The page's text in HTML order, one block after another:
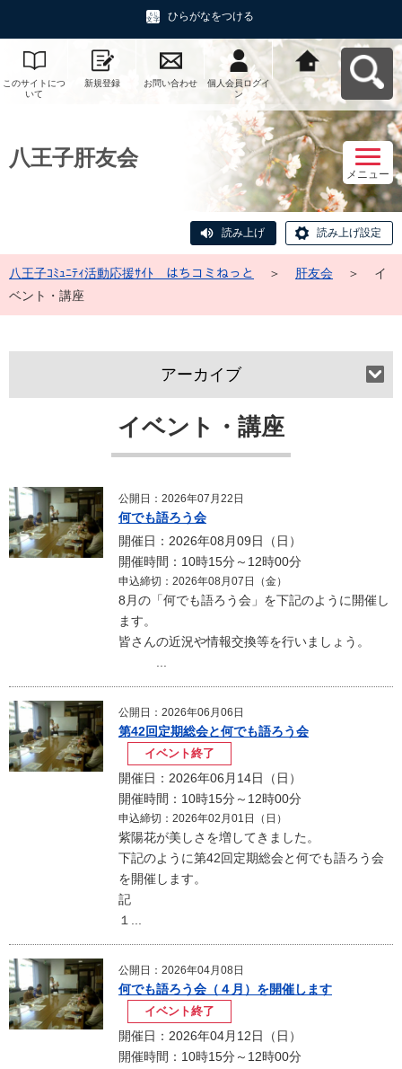
ひらがなをつける
このサイトにつ
いて
新規登録 お問い合わせ
個人会員ログイ
ン
八王子ｺﾐｭﾆﾃｨ活
動応援ｻｲﾄ はち
コミねっとへ戻
る
八王子肝友会
メニュー
読み上げ 読み上げ設定
八王子ｺﾐｭﾆﾃｨ活動応援ｻｲﾄ はちコミねっと ＞ 肝友会 ＞
イ
ベント・講座
イベント・講座
公開日：2026年07月22日
何でも語ろう会
開催日：2026年08月09日（日）
開催時間：10時15分～12時00分
申込締切：2026年08月07日（金）
8月の「何でも語ろう会」を下記のように開催し
ます。
皆さんの近況や情報交換等を行いましょう。
公開日：2026年06月06日
第42回定期総会と何でも語ろう会
イベント終了
開催日：2026年06月14日（日）
開催時間：10時15分～12時00分
申込締切：2026年02月01日（日）
紫陽花が美しさを増してきました。
下記のように第42回定期総会と何でも語ろう会
を開催します。
記
１...
公開日：2026年04月08日
何でも語ろう会（４月）を開催します
イベント終了
開催日：2026年04月12日（日）
開催時間：10時15分～12時00分
アーカイブ